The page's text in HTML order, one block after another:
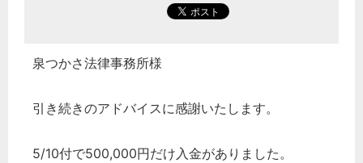
泉つかさ法律事務所様
引き続きのアドバイスに感謝いたします。
5/10付で500,000円だけ入金がありました。